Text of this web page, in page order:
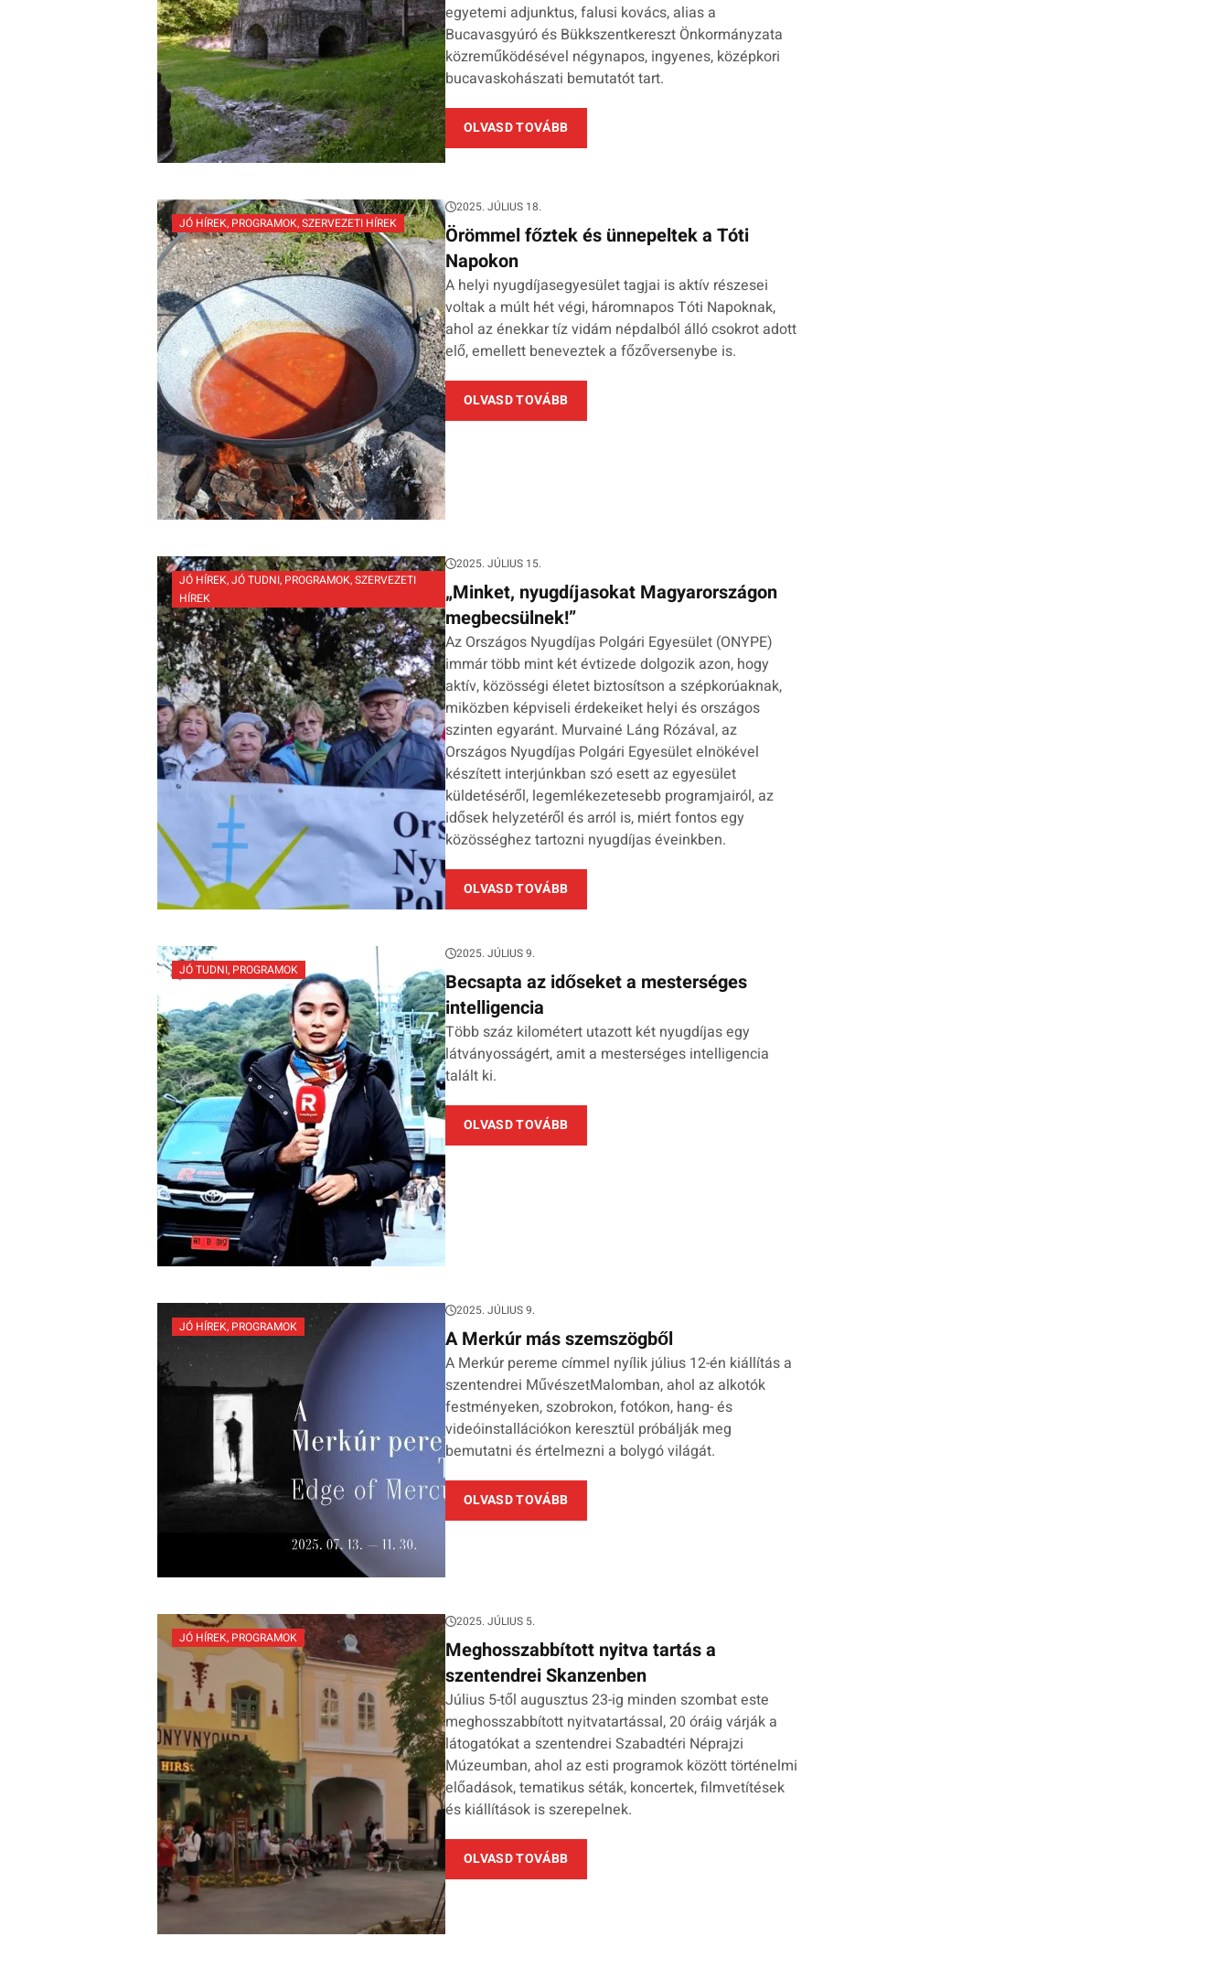
egyetemi adjunktus, falusi kovács, alias a
Bucavasgyúró és Bükkszentkereszt Önkormányzata
közreműködésével négynapos, ingyenes, középkori
bucavaskohászati bemutatót tart.
OLVASD TOVÁBB
JÓ HÍREK, PROGRAMOK,SZERVEZETI HÍREK
2025. JÚLIUS 18.
Örömmel főztek és ünnepeltek a Tóti
Napokon
A helyi nyugdíjasegyesület tagjai is aktív részesei
voltak a múlt hét végi, háromnapos Tóti Napoknak,
ahol az énekkar tíz vidám népdalból álló csokrot adott
elő, emellett beneveztek a főzőversenybe is.
OLVASD TOVÁBB
JÓ HÍREK,JÓ TUDNI, PROGRAMOK,SZERVEZETI
HÍREK
2025. JÚLIUS 15.
„Minket, nyugdíjasokat Magyarországon
megbecsülnek!”
Az Országos Nyugdíjas Polgári Egyesület (ONYPE)
immár több mint két évtizede dolgozik azon, hogy
aktív, közösségi életet biztosítson a szépkorúaknak,
miközben képviseli érdekeiket helyi és országos
szinten egyaránt. Murvainé Láng Rózával, az
Országos Nyugdíjas Polgári Egyesület elnökével
készített interjúnkban szó esett az egyesület
küldetéséről, legemlékezetesebb programjairól, az
idősek helyzetéről és arról is, miért fontos egy
közösséghez tartozni nyugdíjas éveinkben.
OLVASD TOVÁBB
JÓ TUDNI, PROGRAMOK
2025. JÚLIUS 9.
Becsapta az időseket a mesterséges
intelligencia
Több száz kilométert utazott két nyugdíjas egy
látványosságért, amit a mesterséges intelligencia
talált ki.
OLVASD TOVÁBB
JÓ HÍREK, PROGRAMOK
2025. JÚLIUS 9.
A Merkúr más szemszögből
A Merkúr pereme címmel nyílik július 12-én kiállítás a
szentendrei MűvészetMalomban, ahol az alkotók
festményeken, szobrokon, fotókon, hang- és
videóinstallációkon keresztül próbálják meg
bemutatni és értelmezni a bolygó világát.
OLVASD TOVÁBB
JÓ HÍREK, PROGRAMOK
2025. JÚLIUS 5.
Meghosszabbított nyitva tartás a
szentendrei Skanzenben
Július 5-től augusztus 23-ig minden szombat este
meghosszabbított nyitvatartással, 20 óráig várják a
látogatókat a szentendrei Szabadtéri Néprajzi
Múzeumban, ahol az esti programok között történelmi
előadások, tematikus séták, koncertek, filmvetítések
és kiállítások is szerepelnek.
OLVASD TOVÁBB